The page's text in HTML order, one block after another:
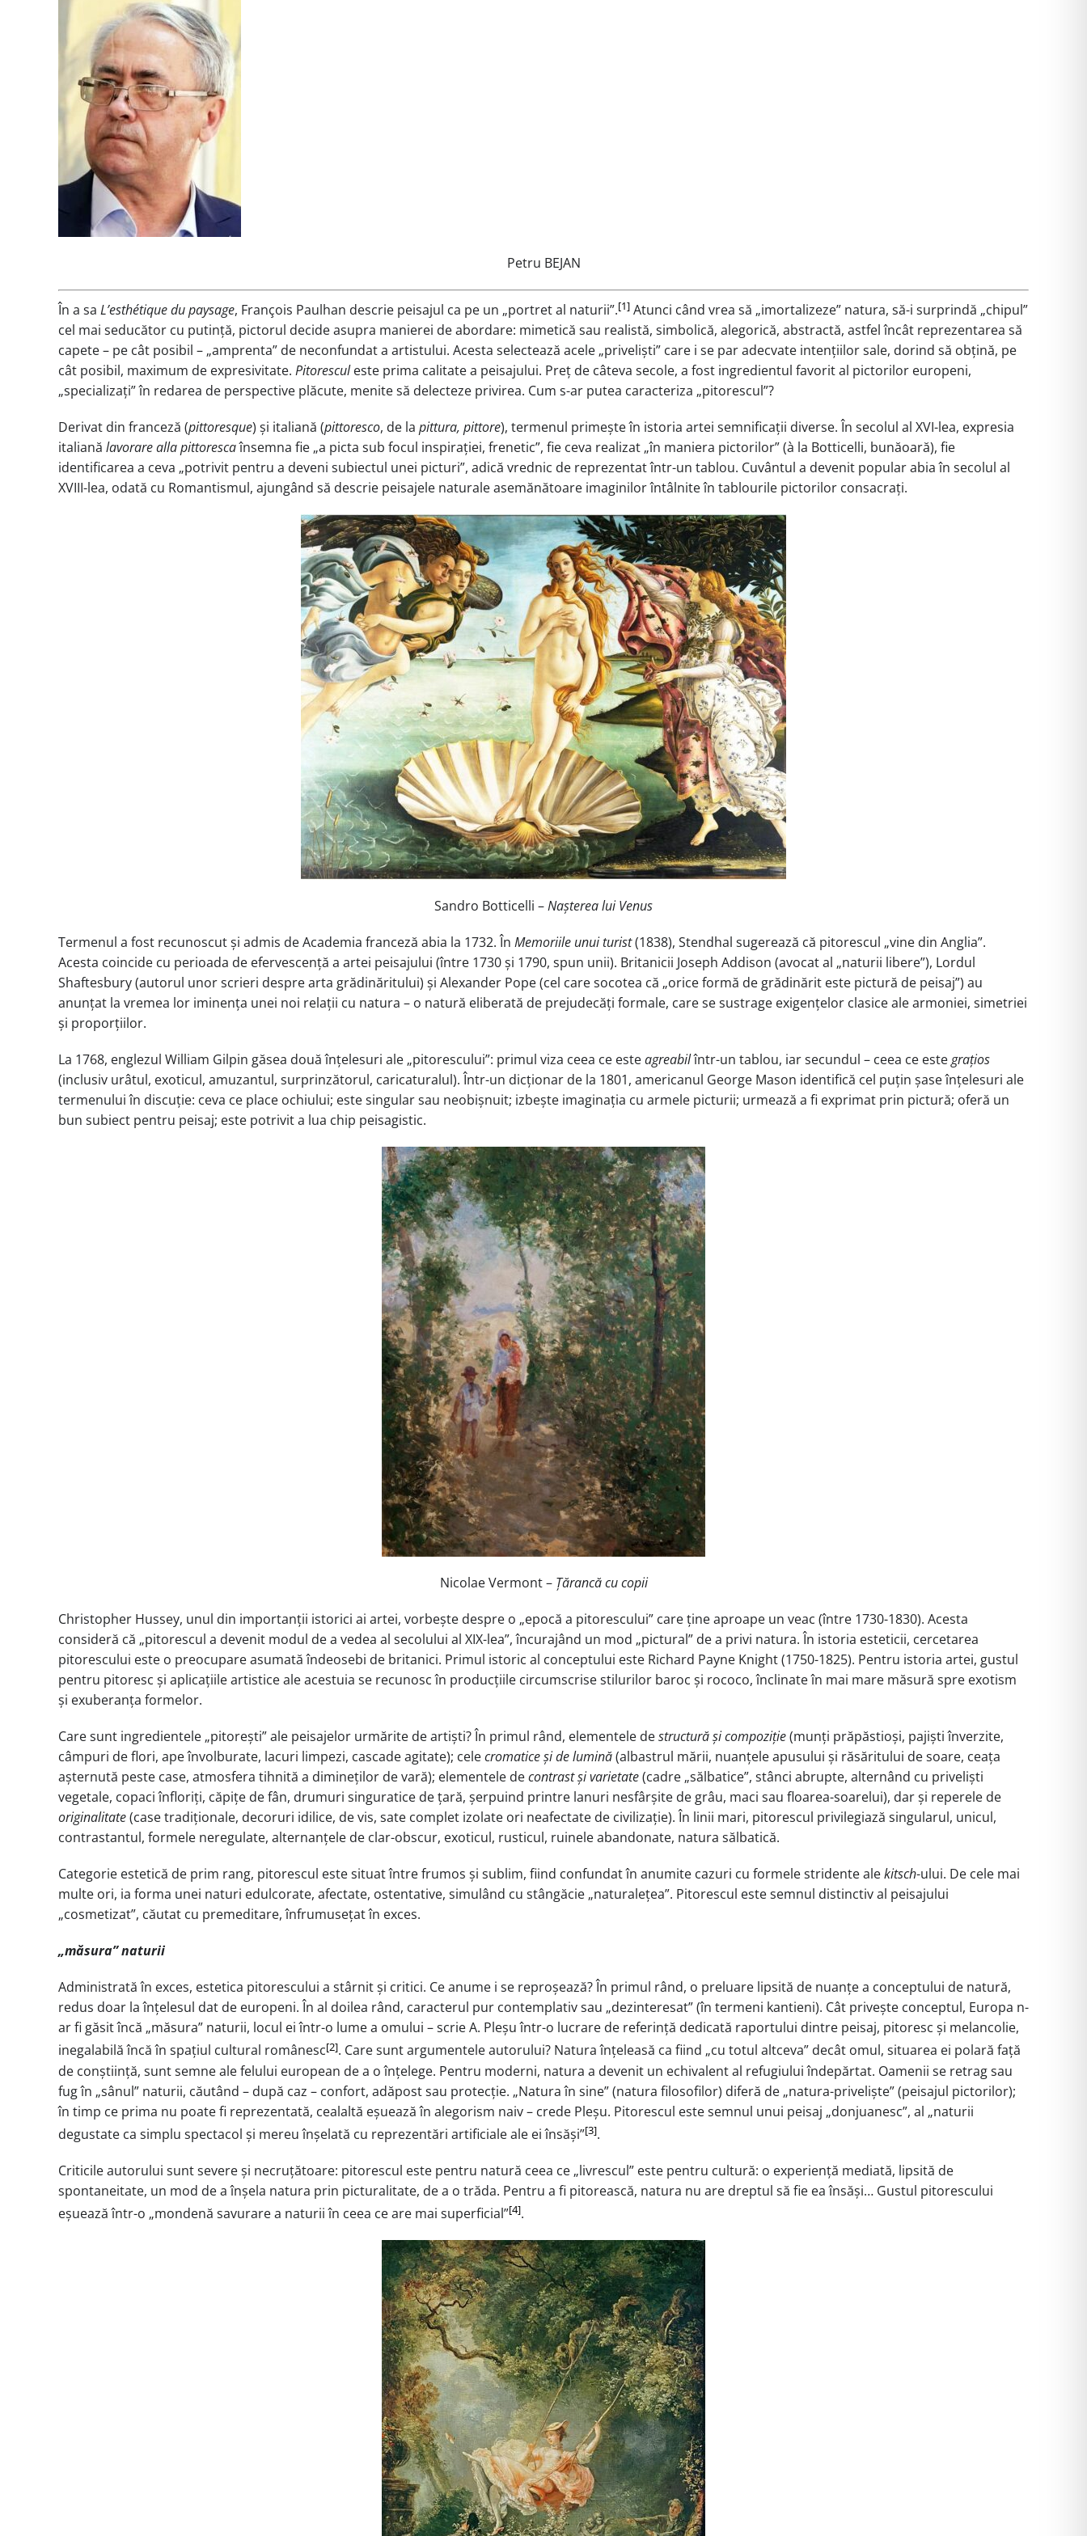
Petru BEJAN
În a sa Lʼesthétique du paysage, François Paulhan descrie peisajul ca pe un „portret al naturii”.[1]Atunci când vrea să „imortalizeze” natura, să-i surprindă „chipul”
cel mai seducător cu putință, pictorul decide asupra manierei de abordare: mimetică sau realistă, simbolică, alegorică, abstractă, astfel încât reprezentarea să
capete – pe cât posibil – „amprenta” de neconfundat a artistului. Acesta selectează acele „priveliști” care i se par adecvate intențiilor sale, dorind să obțină, pe
cât posibil, maximum de expresivitate. Pitoresculeste prima calitate a peisajului. Preț de câteva secole, a fost ingredientul favorit al pictorilor europeni,
„specializați” în redarea de perspective plăcute, menite să delecteze privirea. Cum s-ar putea caracteriza „pitorescul”?
Derivat din franceză (pittoresque) și italiană (pittoresco, de la pittura, pittore), termenul primește în istoria artei semnificații diverse. În secolul al XVI-lea, expresia
italiană lavorare alla pittorescaînsemna fie „a picta sub focul inspirației, frenetic”, fie ceva realizat „în maniera pictorilor” (à la Botticelli, bunăoară), fie
identificarea a ceva „potrivit pentru a deveni subiectul unei picturi”, adică vrednic de reprezentat într-un tablou. Cuvântul a devenit popular abia în secolul al
XVIII-lea, odată cu Romantismul, ajungând să descrie peisajele naturale asemănătoare imaginilor întâlnite în tablourile pictorilor consacrați.
Sandro Botticelli –Nașterea lui Venus
Termenul a fost recunoscut și admis de Academia franceză abia la 1732. În Memoriile unui turist(1838), Stendhal sugerează că pitorescul „vine din Anglia”.
Acesta coincide cu perioada de efervescență a artei peisajului (între 1730 și 1790, spun unii). Britanicii Joseph Addison (avocat al „naturii libere”), Lordul
Shaftesbury (autorul unor scrieri despre arta grădinăritului) și Alexander Pope (cel care socotea că „orice formă de grădinărit este pictură de peisaj”) au
anunțat la vremea lor iminența unei noi relații cu natura – o natură eliberată de prejudecăți formale, care se sustrage exigențelor clasice ale armoniei, simetriei
și proporțiilor.
La 1768, englezul William Gilpin găsea două înțelesuri ale „pitorescului”: primul viza ceea ce esteagreabilîntr-un tablou, iar secundul – ceea ce estegrațios
(inclusiv urâtul, exoticul, amuzantul, surprinzătorul, caricaturalul). Într-un dicționar de la 1801, americanul George Mason identifică cel puțin șase înțelesuri ale
termenului în discuție: ceva ce place ochiului; este singular sau neobișnuit; izbește imaginația cu armele picturii; urmează a fi exprimat prin pictură; oferă un
bun subiect pentru peisaj; este potrivit a lua chip peisagistic.
Nicolae Vermont – Ţărancă cu copii
Christopher Hussey, unul din importanții istorici ai artei, vorbește despre o „epocă a pitorescului” care ține aproape un veac (între 1730-1830). Acesta
consideră că „pitorescul a devenit modul de a vedea al secolului al XIX-lea”, încurajând un mod „pictural” de a privi natura. În istoria esteticii, cercetarea
pitorescului este o preocupare asumată îndeosebi de britanici. Primul istoric al conceptului este Richard Payne Knight (1750-1825). Pentru istoria artei, gustul
pentru pitoresc și aplicațiile artistice ale acestuia se recunosc în producțiile circumscrise stilurilor baroc și rococo, înclinate în mai mare măsură spre exotism
și exuberanța formelor.
Care sunt ingredientele „pitorești” ale peisajelor urmărite de artiști? În primul rând, elementele destructură și compoziție(munți prăpăstioși, pajiști înverzite,
câmpuri de flori, ape învolburate, lacuri limpezi, cascade agitate); celecromatice și de lumină(albastrul mării, nuanțele apusului și răsăritului de soare, ceața
așternută peste case, atmosfera tihnită a dimineților de vară); elementele decontrast și varietate(cadre „sălbatice”, stânci abrupte, alternând cu priveliști
vegetale, copaci înfloriți, căpițe de fân, drumuri singuratice de țară, șerpuind printre lanuri nesfârșite de grâu, maci sau floarea-soarelui), dar și reperele de
originalitate(case tradiționale, decoruri idilice, de vis, sate complet izolate ori neafectate de civilizație). În linii mari, pitorescul privilegiază singularul, unicul,
contrastantul, formele neregulate, alternanțele de clar-obscur, exoticul, rusticul, ruinele abandonate, natura sălbatică.
Categorie estetică de prim rang, pitorescul este situat între frumos și sublim, fiind confundat în anumite cazuri cu formele stridente alekitsch-ului. De cele mai
multe ori, ia forma unei naturi edulcorate, afectate, ostentative, simulând cu stângăcie „naturalețea”. Pitorescul este semnul distinctiv al peisajului
„cosmetizat”, căutat cu premeditare, înfrumusețat în exces.
„măsura” naturii
Administrată în exces, estetica pitorescului a stârnit și critici. Ce anume i se reproșează? În primul rând, o preluare lipsită de nuanțe a conceptului de natură,
redus doar la înțelesul dat de europeni. În al doilea rând, caracterul pur contemplativ sau „dezinteresat” (în termeni kantieni). Cât privește conceptul, Europa n-
ar fi găsit încă „măsura” naturii, locul ei într-o lume a omului – scrie A. Pleșu într-o lucrare de referință dedicată raportului dintre peisaj, pitoresc și melancolie,
inegalabilă încă în spațiul cultural românesc[2]. Care sunt argumentele autorului? Natura înțeleasă ca fiind „cu totul altceva” decât omul, situarea ei polară față
de conștiință, sunt semne ale felului european de a o înțelege. Pentru moderni, natura a devenit un echivalent al refugiului îndepărtat. Oamenii se retrag sau
fug în „sânul” naturii, căutând – după caz – confort, adăpost sau protecție. „Natura în sine” (natura filosofilor) diferă de „natura-priveliște” (peisajul pictorilor);
în timp ce prima nu poate fi reprezentată, cealaltă eșuează în alegorism naiv – crede Pleșu. Pitorescul este semnul unui peisaj „donjuanesc”, al „naturii
degustate ca simplu spectacol și mereu înșelată cu reprezentări artificiale ale ei însăși”[3].
Criticile autorului sunt severe și necruțătoare: pitorescul este pentru natură ceea ce „livrescul” este pentru cultură: o experiență mediată, lipsită de
spontaneitate, un mod de a înșela natura prin picturalitate, de a o trăda. Pentru a fi pitorească, natura nu are dreptul să fie ea însăși… Gustul pitorescului
eșuează într-o „mondenă savurare a naturii în ceea ce are mai superficial”[4].